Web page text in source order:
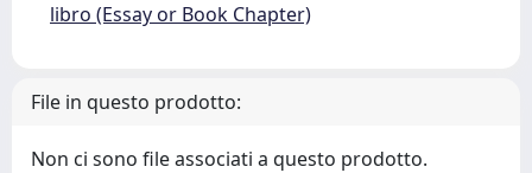
libro (Essay or Book Chapter)
File in questo prodotto:
Non ci sono file associati a questo prodotto.